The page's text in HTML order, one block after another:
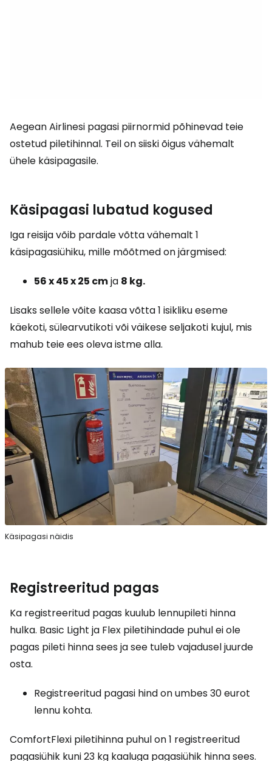
Aegean Airlinesi pagasi piirnormid põhinevad teie
ostetud piletihinnal. Teil on siiski õigus vähemalt
ühele käsipagasile.
Käsipagasi lubatud kogused
Iga reisija võib pardale võtta vähemalt 1
käsipagasiühiku, mille mõõtmed on järgmised:
56 x 45 x 25 cmja 8 kg.
Lisaks sellele võite kaasa võtta 1 isikliku eseme
käekoti, sülearvutikoti või väikese seljakoti kujul, mis
mahub teie ees oleva istme alla.
Käsipagasi näidis
Registreeritud pagas
Ka registreeritud pagas kuulub lennupileti hinna
hulka. Basic Light ja Flex piletihindade puhul ei ole
pagas pileti hinna sees ja see tuleb vajadusel juurde
osta.
Registreeritud pagasi hind on umbes 30 eurot
lennu kohta.
ComfortFlexi piletihinna puhul on 1 registreeritud
pagasiühik kuni 23 kg kaaluga pagasiühik hinna sees.